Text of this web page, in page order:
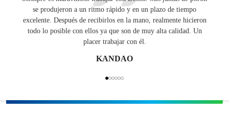
se produjeron a un ritmo rápido y en un plazo de tiempo
excelente. Después de recibirlos en la mano, realmente hicieron
todo lo posible con ellos ya que son de muy alta calidad. Un
placer trabajar con él.
KANDAO